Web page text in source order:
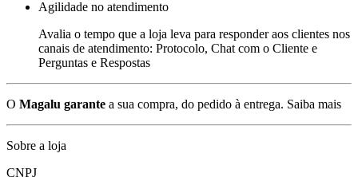
Agilidade no atendimento
Avalia o tempo que a loja leva para responder aos clientes nos
canais de atendimento: Protocolo, Chat com o Cliente e
Perguntas e Respostas
O Magalu garante a sua compra, do pedido à entrega. Saiba mais
Sobre a loja
CNPJ